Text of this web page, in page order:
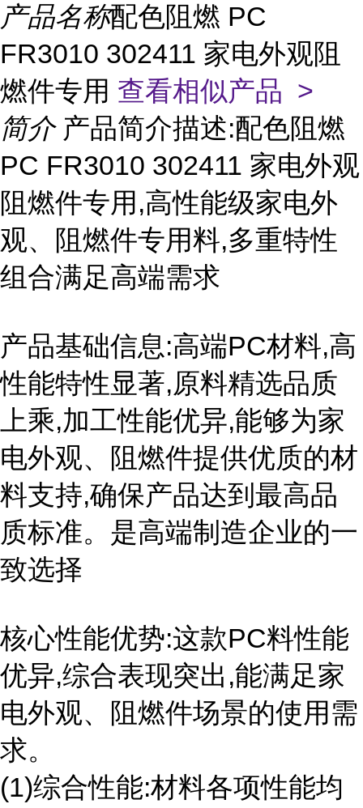
产品名称配色阻燃 PC
FR3010 302411 家电外观阻
燃件专用 查看相似产品 >
简介 产品简介描述:配色阻燃
PC FR3010 302411 家电外观
阻燃件专用,高性能级家电外
观、阻燃件专用料,多重特性
组合满足高端需求
产品基础信息:高端PC材料,高
性能特性显著,原料精选品质
上乘,加工性能优异,能够为家
电外观、阻燃件提供优质的材
料支持,确保产品达到最高品
质标准。是高端制造企业的一
致选择
核心性能优势:这款PC料性能
优异,综合表现突出,能满足家
电外观、阻燃件场景的使用需
求。
(1)综合性能:材料各项性能均